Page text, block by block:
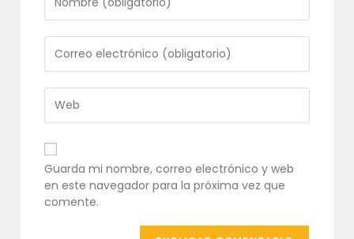
tu
nombre
o
nombre
de
usuario
para
comentar
tu
dirección
de
correo
electrónico
para
comentar
URL
de
tu
web
(opcional)
Guarda mi nombre, correo electrónico y web
en este navegador para la próxima vez que
comente.